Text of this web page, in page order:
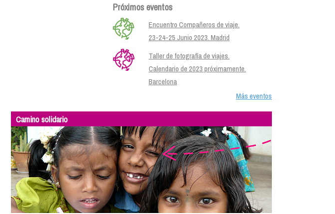
Próximos eventos
Encuentro Compañeros de viaje.
23-24-25 Junio 2023. Madrid
Taller de fotografía de viajes.
Calendario de 2023 próximamente.
Barcelona
Más eventos
Camino solidario